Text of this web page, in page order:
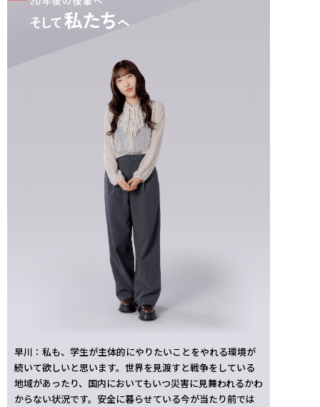
早川：私も、学生が主体的にやりたいことをやれる環境が
続いて欲しいと思います。世界を見渡すと戦争をしている
地域があったり、国内においてもいつ災害に見舞われるかわ
からない状況です。安全に暮らせている今が当たり前では